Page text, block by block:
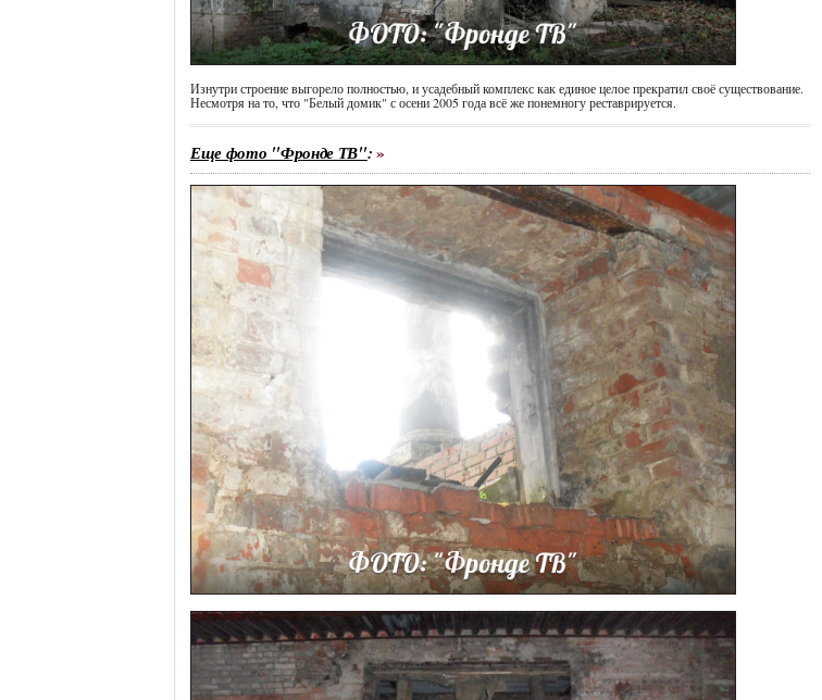
Изнутри строение выгорело полностью, и усадебный комплекс как единое целое прекратил своё существование.
Несмотря на то, что "Белый домик" с осени 2005 года всё же понемногу реставрируется.
Еще фото "Фронде ТВ":